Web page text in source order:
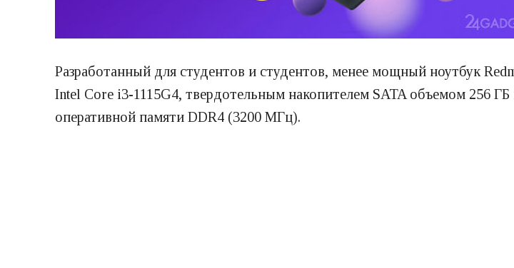
Разработанный для студентов и студентов, менее мощный ноутбук
Intel Core i3-1115G4, твердотельным накопителем SATA объемом 256
оперативной памяти DDR4 (3200 МГц).